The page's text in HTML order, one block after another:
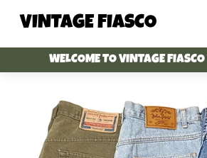
VINTAGE FIASCO
WELCOME TO VINTAGE